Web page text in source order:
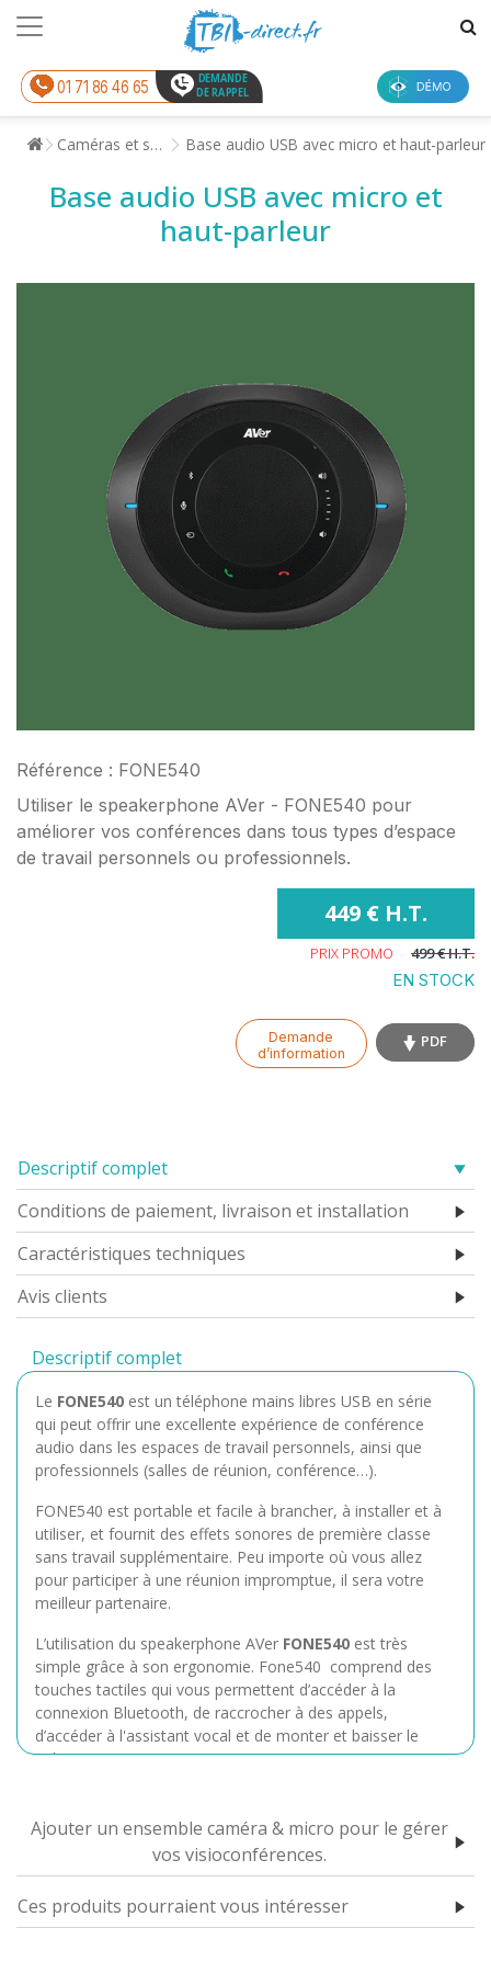
01 71 86 46 65
DEMANDE
DE RAPPEL
Caméras et son Base audio USB avec micro et haut-parleur
Base audio USB avec micro et
haut-parleur
Référence : FONE540
Utiliser le speakerphone AVer - FONE540 pour
améliorer vos conférences dans tous types d’espace
de travail personnels ou professionnels.
449 € H.T.
PRIX PROMO 499 € H.T.
EN STOCK
Demande
d’information
PDF
Descriptif complet
Conditions de paiement, livraison et installation
Caractéristiques techniques
Avis clients
Descriptif complet
Le FONE540 est un téléphone mains libres USB en série
qui peut offrir une excellente expérience de conférence
audio dans les espaces de travail personnels, ainsi que
professionnels (salles de réunion, conférence…).
FONE540 est portable et facile à brancher, à installer et à
utiliser, et fournit des effets sonores de première classe
sans travail supplémentaire. Peu importe où vous allez
pour participer à une réunion impromptue, il sera votre
meilleur partenaire.
L’utilisation du speakerphone AVer FONE540 est très
simple grâce à son ergonomie. Fone540 comprend des
touches tactiles qui vous permettent d’accéder à la
connexion Bluetooth, de raccrocher à des appels,
d’accéder à l'assistant vocal et de monter et baisser le
volume.
facilement accessibles via des LED colorées pour
comprendre instantanément l'état de votre
Cette version est optimisée pour Microsoft Teams, vous
permettant d'accéder immédiatement à toutes les
Ajouter un ensemble caméra & micro pour le gérer
vos visioconférences.
Ces produits pourraient vous intéresser